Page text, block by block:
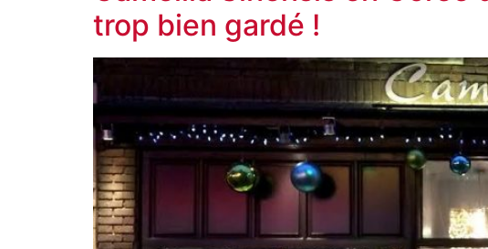
trop bien gardé !